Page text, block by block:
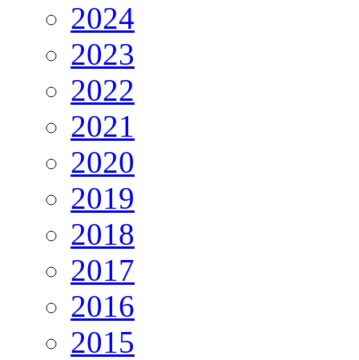
2024
2023
2022
2021
2020
2019
2018
2017
2016
2015